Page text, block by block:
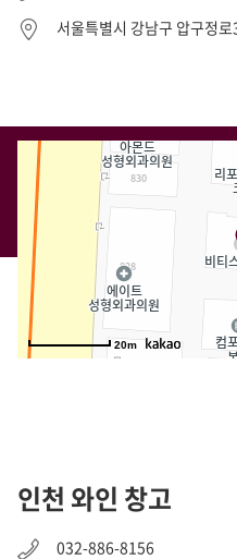
서울특별시 강남구 압구정
20m
인천 와인 창고
032-886-8156